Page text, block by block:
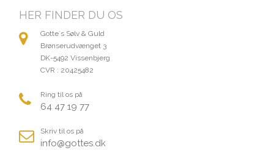
HER FINDER DU OS
Gotte´s Sølv & Guld
Brønserudvænget 3
DK-5492 Vissenbjerg
CVR : 20425482
Ring til os på
64 47 19 77
Skriv til os på
info@gottes.dk